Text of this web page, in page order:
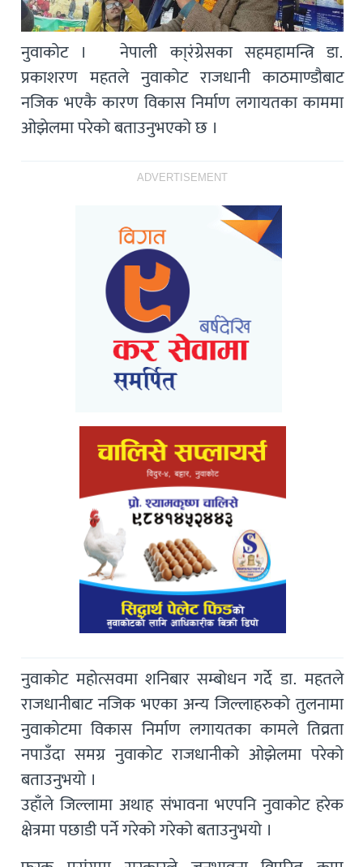
नुवाकोट । नेपाली का्रंग्रेसका सहमहामन्त्रि डा.
प्रकाशरण महतले नुवाकोट राजधानी काठमाण्डौबाट
नजिक भएकै कारण विकास निर्माण लगायतका काममा
ओझेलमा परेको बताउनुभएको छ ।
ADVERTISEMENT
नुवाकोट महोत्सवमा शनिबार सम्बोधन गर्दे डा. महतले
राजधानीबाट नजिक भएका अन्य जिल्लाहरुको तुलनामा
नुवाकोटमा विकास निर्माण लगायतका कामले तिव्रता
नपाउँदा समग्र नुवाकोट राजधानीको ओझेलमा परेको
बताउनुभयो ।
उहाँले जिल्लामा अथाह संभावना भएपनि नुवाकोट हरेक
क्षेत्रमा पछाडी पर्ने गरेको गरेको बताउनुभयो ।